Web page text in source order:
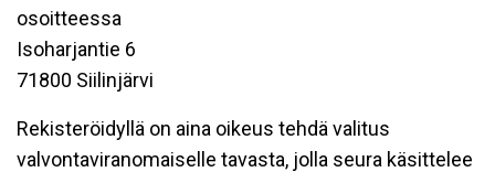
osoitteessa
Isoharjantie 6
71800 Siilinjärvi
Rekisteröidyllä on aina oikeus tehdä valitus
valvontaviranomaiselle tavasta, jolla seura käsittelee